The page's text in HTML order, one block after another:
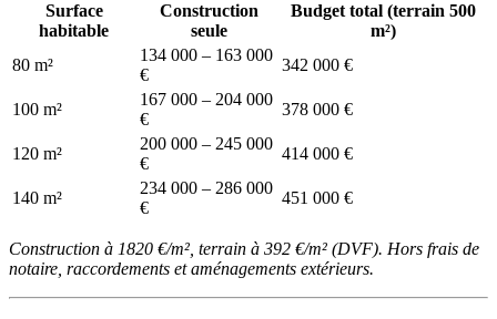
Surface
habitable
Construction
seule
Budget total (terrain 500
m²)
80 m²
134 000 – 163 000
€
342 000 €
100 m²
167 000 – 204 000
€
378 000 €
120 m²
200 000 – 245 000
€
414 000 €
140 m²
234 000 – 286 000
€
451 000 €
Construction à 1820 €/m², terrain à 392 €/m² (DVF). Hors frais de
notaire, raccordements et aménagements extérieurs.